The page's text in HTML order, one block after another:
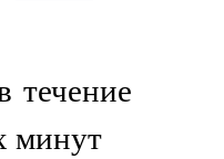
течение
минут